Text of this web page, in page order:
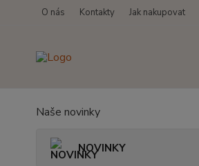
O nás Kontakty Jak nakupovat
Naše novinky
NOVINKY